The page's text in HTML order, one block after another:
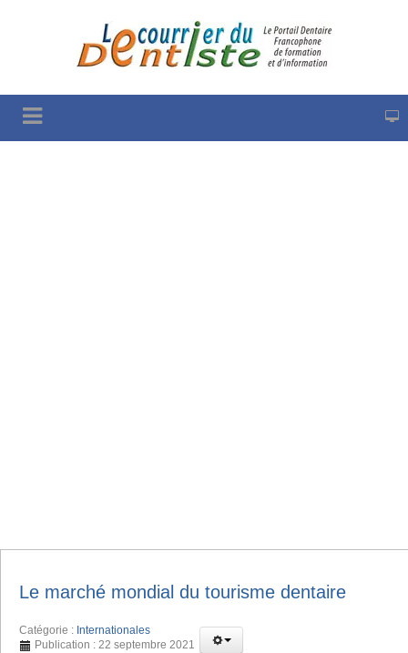
Le marché mondial du tourisme dentaire
Catégorie : Internationales
Publication : 22 septembre 2021